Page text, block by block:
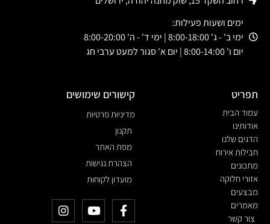
ימים ושעות פעילות:
ימי ב' - ג' 8:00-18:00 | ימי ד' - ה' 8:00-20:00
יום ו' 8:00-14:00 | יום א' סגור למעט ערבי חג
תפריט
עמוד הבית
אודותינו
הדגים שלנו
חבילות אירוח
מתכונים
אזורי חלוקה
מבצעים
מאמרים
צור קשר
קישורים שימושים
מדיניות פרטיות
תקנון
מפת האתר
הצהרת נגישות
מועדון לקוחות